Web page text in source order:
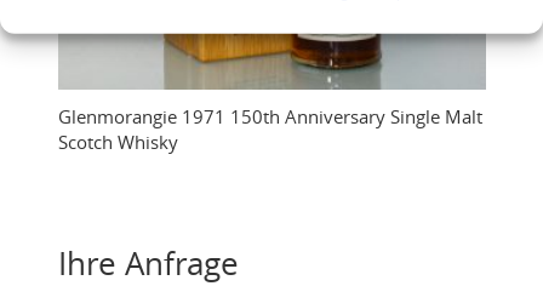
Glenmorangie 1971 150th Anniversary Single Malt
Scotch Whisky
Ihre Anfrage